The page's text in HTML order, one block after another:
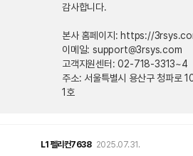
감사합니다.
본사 홈페이지: https://
이메일: support@3rsys.com
고객지원센터: 02-718-3313~4
주소: 서울특별시 용산구 청파로
1호
L1 펠리컨7638 2025.07.31.